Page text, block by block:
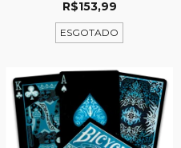
R$153,99
ESGOTADO